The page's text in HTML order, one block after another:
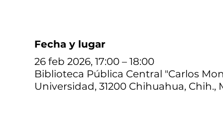
Fecha y lugar
26 feb 2026, 17:00 – 18:00
Biblioteca Pública Central "Carlos
Universidad, 31200 Chihuahua, Chih.,